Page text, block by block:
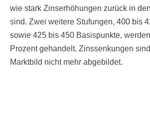
wie stark Zinserhöhungen zurück in
sind. Zwei weitere Stufungen, 400 bis
sowie 425 bis 450 Basispunkte,
Prozent gehandelt. Zinssenkungen
Marktbild nicht mehr abgebildet.